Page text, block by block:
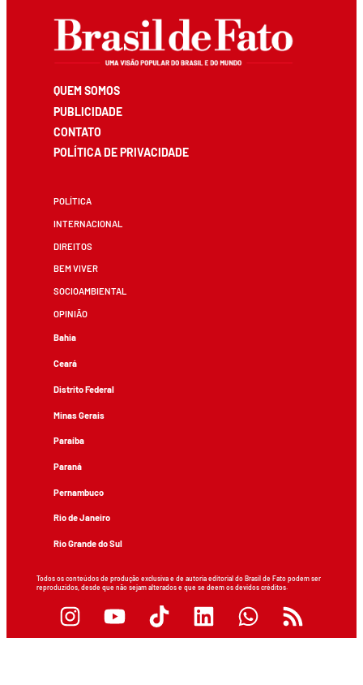
QUEM SOMOS
PUBLICIDADE
CONTATO
POLÍTICA DE PRIVACIDADE
POLÍTICA
INTERNACIONAL
DIREITOS
BEM VIVER
SOCIOAMBIENTAL
OPINIÃO
Bahia
Ceará
Distrito Federal
Minas Gerais
Paraíba
Paraná
Pernambuco
Rio de Janeiro
Rio Grande do Sul
Todos os conteúdos de produção exclusiva e de autoria editorial do Brasil de Fato podem ser
reproduzidos, desde que não sejam alterados e que se deem os devidos créditos.